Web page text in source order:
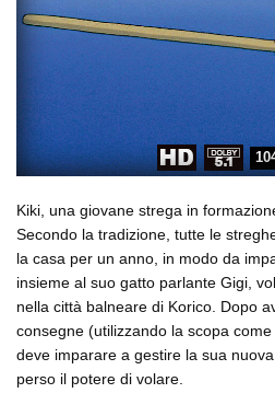
Kiki, una giovane strega in
Secondo la tradizione, tutte le
la casa per un anno, in modo da
insieme al suo gatto parlante Gigi,
nella città balneare di Korico. Dopo
consegne (utilizzando la scopa
deve imparare a gestire la sua
perso il potere di volare.